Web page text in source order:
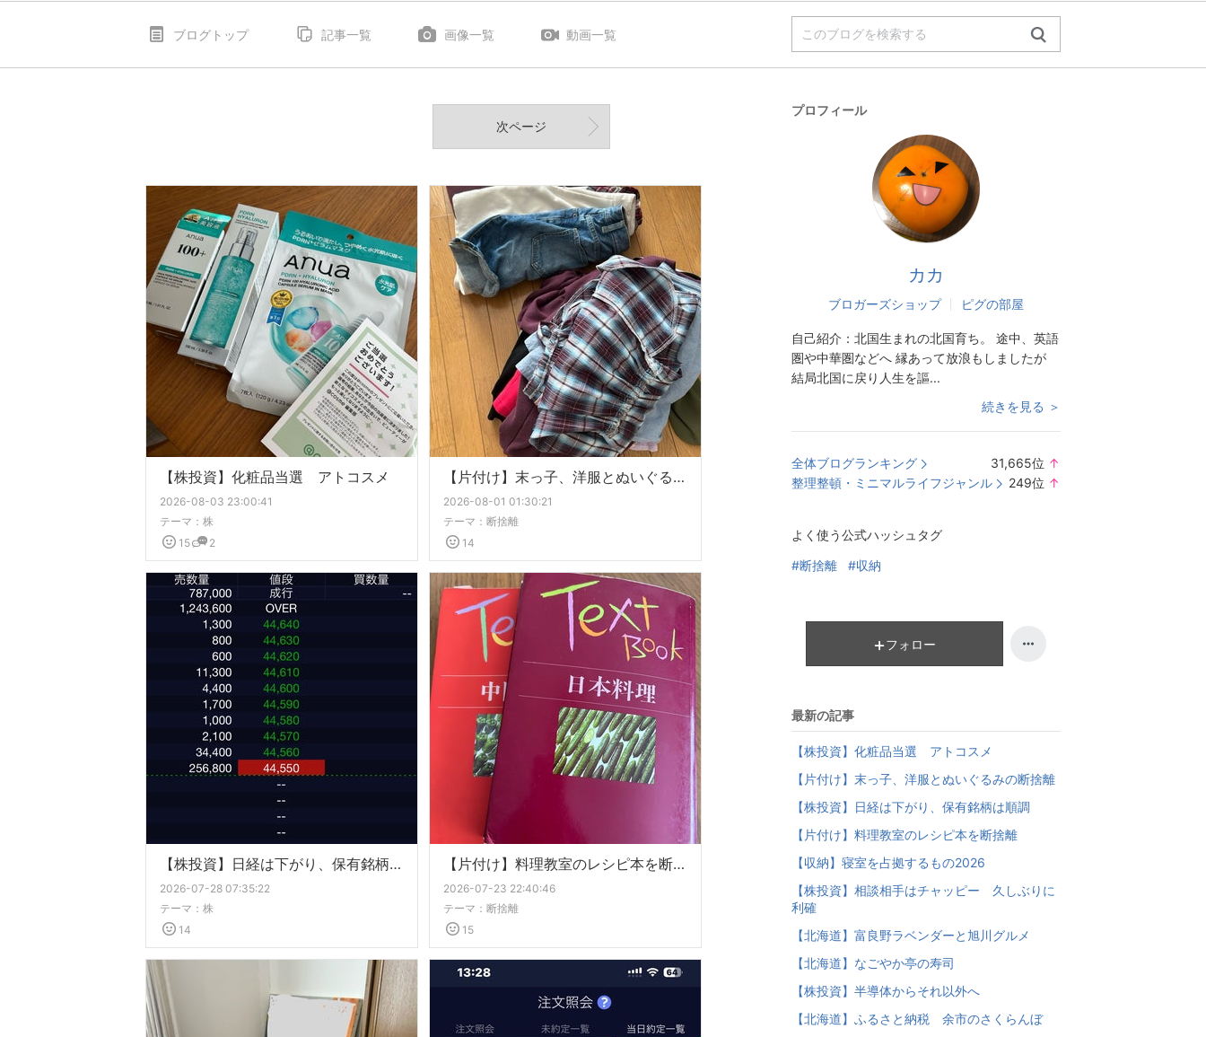
ブログトップ 記事一覧 画像一覧 動画一覧
次ページ
【株投資】化粧品当選 アトコスメ
2026-08-03 23:00:41
テーマ： 株
15
2
【片付け】末っ子、洋服とぬいぐるみの断捨離
2026-08-01 01:30:21
テーマ： 断捨離
14
【株投資】日経は下がり、保有銘柄は順調
2026-07-28 07:35:22
テーマ： 株
14
【片付け】料理教室のレシピ本を断捨離
2026-07-23 22:40:46
テーマ： 断捨離
15
プロフィール
カカ
ブロガーズショップ ピグの部屋
自己紹介： 北国生まれの北国育ち。 途中、英語
圏や中華圏などへ 縁あって放浪もしましたが
結局北国に戻り人生を謳...
続きを見る ＞
全体ブログランキング 31,665位 ↑
整理整頓・ミニマルライフジャンル 249位 ↑
よく使う公式ハッシュタグ
#断捨離 #収納
フォロー
最新の記事
【株投資】化粧品当選 アトコスメ
【片付け】末っ子、洋服とぬいぐるみの断捨離
【株投資】日経は下がり、保有銘柄は順調
【片付け】料理教室のレシピ本を断捨離
【収納】寝室を占拠するもの2026
【株投資】相談相手はチャッピー 久しぶりに
利確
【北海道】富良野ラベンダーと旭川グルメ
【北海道】なごやか亭の寿司
【株投資】半導体からそれ以外へ
【北海道】ふるさと納税 余市のさくらんぼ